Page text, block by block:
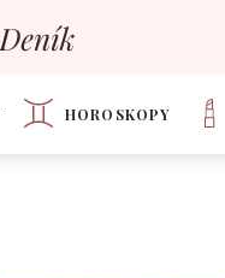
HOROSKOPY